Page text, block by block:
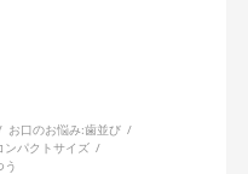
お口のお悩み:歯並び
ンパクトサイズ
う